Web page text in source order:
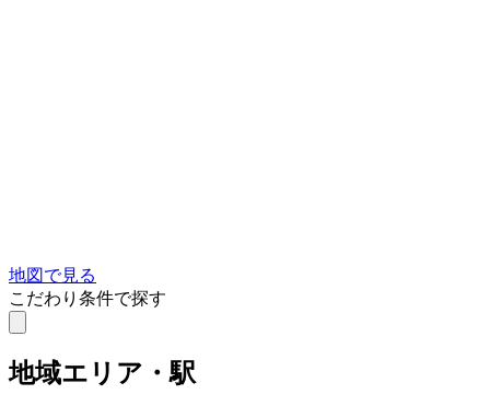
地図で見る
こだわり条件で探す
地域エリア・駅